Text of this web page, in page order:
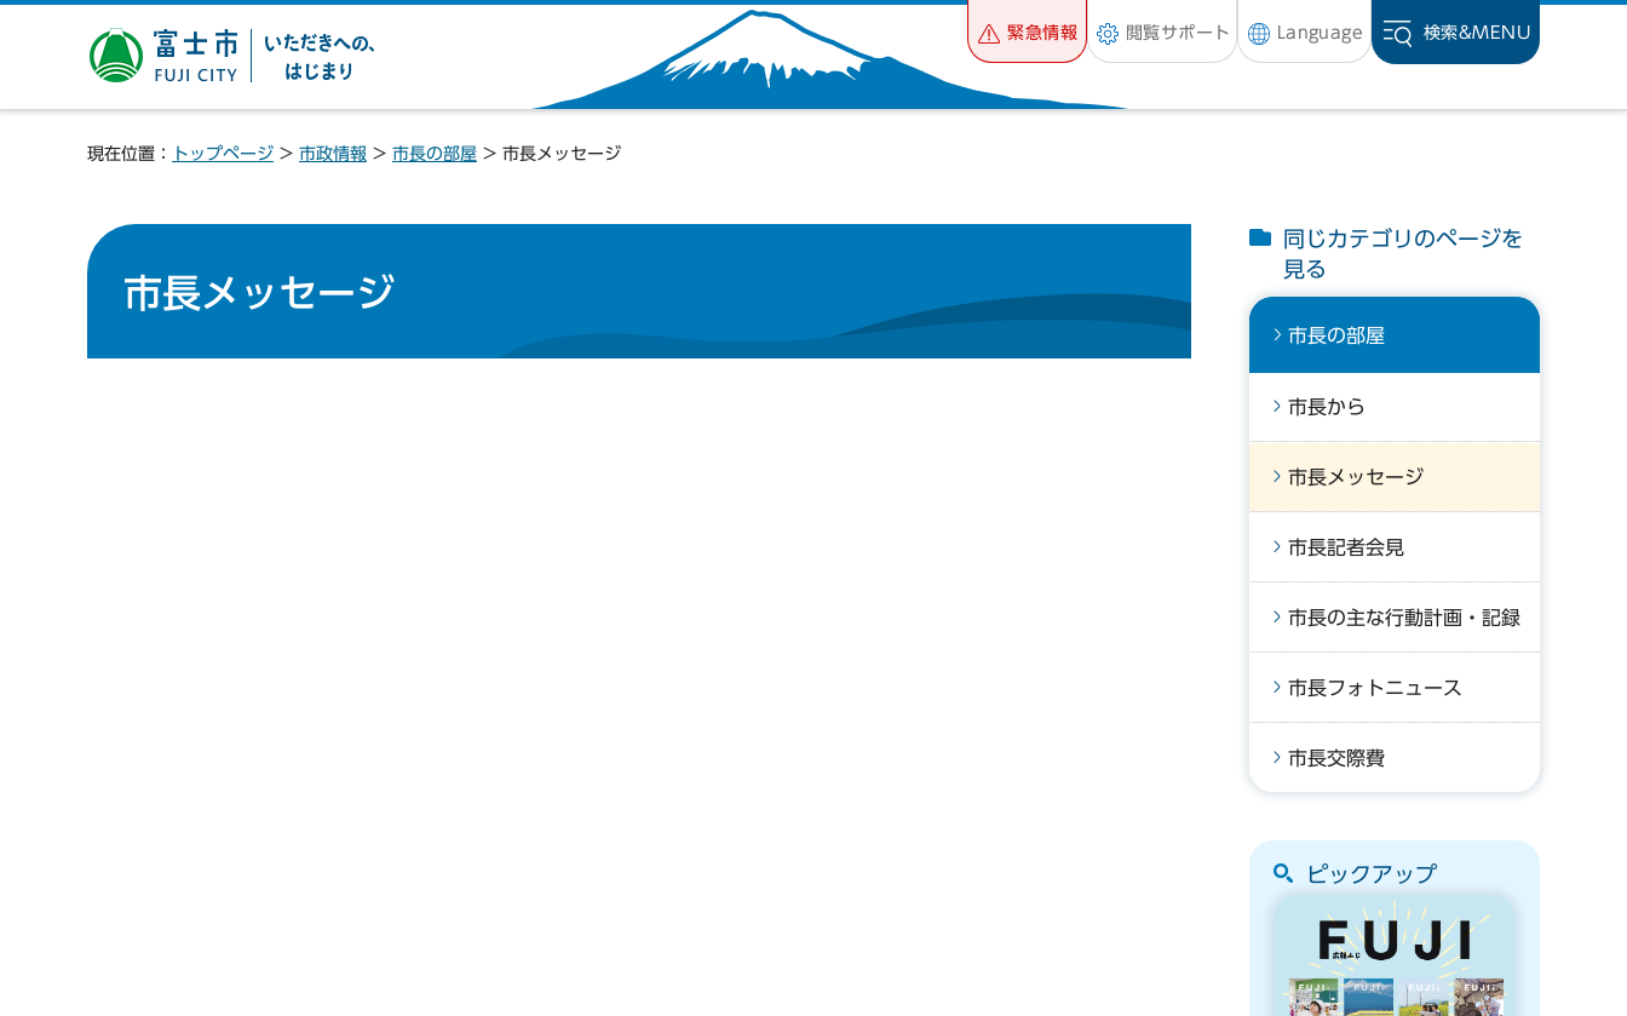
富士市 いただきへの、は
じまり
緊急情報 閲覧サポート Language 検索&MENU
現在位置： トップページ > 市政情報 > 市長の部屋 > 市長メッセージ
市長メッセージ
同じカテゴリのページを
見る
市長の部屋
市長から
市長メッセージ
市長記者会見
市長の主な行動計画・記録
市長フォトニュース
市長交際費
ピックアップ